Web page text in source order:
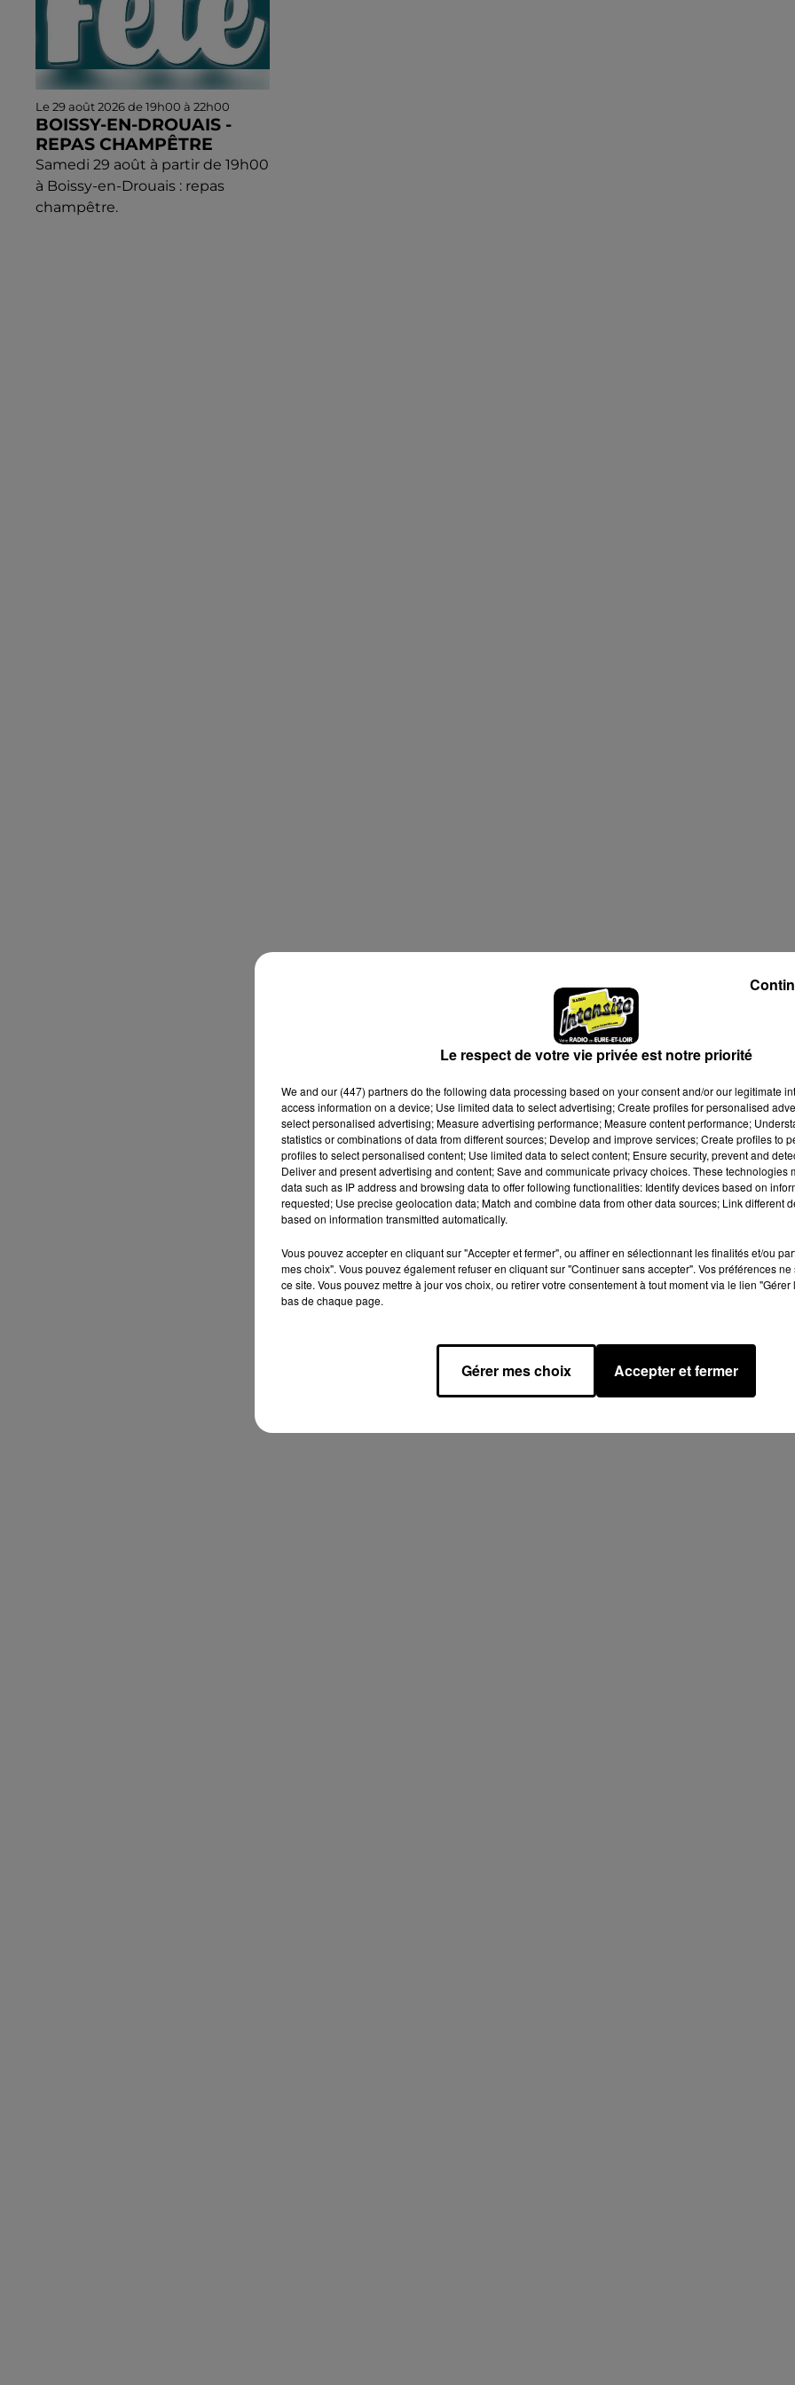
Le 29 août 2026 de 19h00 à 22h00
BOISSY-EN-DROUAIS -
REPAS CHAMPÊTRE
Samedi 29 août à partir de 19h00
à Boissy-en-Drouais : repas
champêtre.
Le respect de votre vie privée est notre priorité
We and our (447) partnersdo the following data processing based on your consent and/or our legitimate
access information on a device; Use limited data to select advertising; Create profiles for personalised
select personalised advertising; Measure advertising performance; Measure content performance;
statistics or combinations of data from different sources; Develop and improve services; Create profiles to
profiles to select personalised content; Use limited data to select content; Ensure security, prevent and
Deliver and present advertising and content; Save and communicate privacy choices. These technologies
data such as IP address and browsing data to offer following functionalities: Identify devices based on
requested; Use precise geolocation data; Match and combine data from other data sources; Link different
based on information transmitted automatically.
Vous pouvez accepter en cliquant sur "Accepter et fermer", ou affiner en sélectionnant les finalités et/ou
mes choix". Vous pouvez également refuser en cliquant sur "Continuer sans accepter". Vos préférences
ce site. Vous pouvez mettre à jour vos choix, ou retirer votre consentement à tout moment via le lien
bas de chaque page.
Gérer mes choix Accepter et fermer